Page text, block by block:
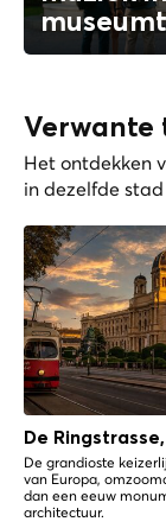
Verwante
Het ontdekken
in dezelfde stad
De
De grandioste
van Europa,
dan een eeuw
architectuur.